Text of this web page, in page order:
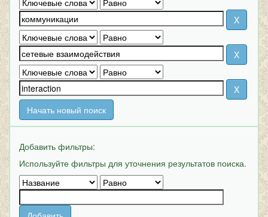
Начать новый поиск
Добавить фильтры:
Используйте фильтры для уточнения результатов поиска.